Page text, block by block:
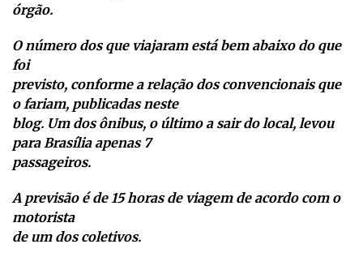
órgão.
O número dos que viajaram está bem abaixo do que
foi
previsto, conforme a relação dos convencionais que
o fariam, publicadas neste
blog. Um dos ônibus, o último a sair do local, levou
para Brasília apenas 7
passageiros.
A previsão é de 15 horas de viagem de acordo com o
motorista
de um dos coletivos.